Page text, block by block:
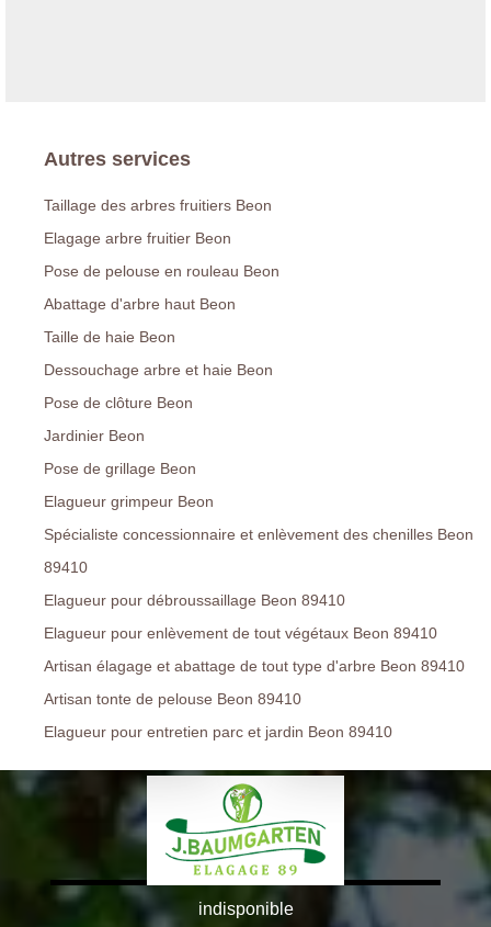
Autres services
Taillage des arbres fruitiers Beon
Elagage arbre fruitier Beon
Pose de pelouse en rouleau Beon
Abattage d'arbre haut Beon
Taille de haie Beon
Dessouchage arbre et haie Beon
Pose de clôture Beon
Jardinier Beon
Pose de grillage Beon
Elagueur grimpeur Beon
Spécialiste concessionnaire et enlèvement des chenilles Beon
89410
Elagueur pour débroussaillage Beon 89410
Elagueur pour enlèvement de tout végétaux Beon 89410
Artisan élagage et abattage de tout type d'arbre Beon 89410
Artisan tonte de pelouse Beon 89410
Elagueur pour entretien parc et jardin Beon 89410
indisponible